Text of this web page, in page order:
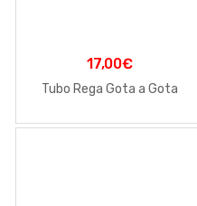
17,00€
Tubo Rega Gota a Gota